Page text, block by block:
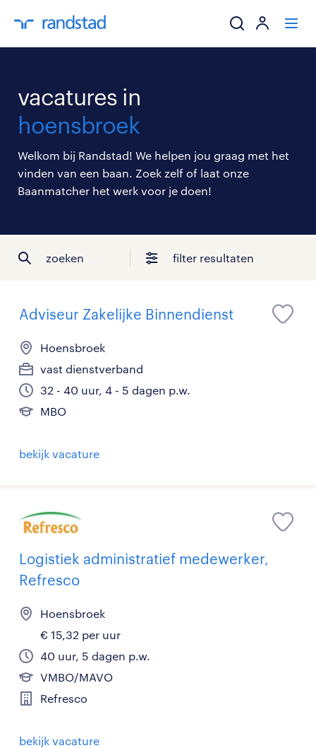
mijn carrière
over randstad
vacatures in
hoensbroek
Welkom bij Randstad! We helpen jou graag met het
vinden van een baan. Zoek zelf of laat onze
Baanmatcher het werk voor je doen!
zoeken filter resultaten
Adviseur Zakelijke Binnendienst
Hoensbroek
vast dienstverband
32 - 40 uur, 4 - 5 dagen p.w.
MBO
bekijk vacature
Logistiek administratief medewerker,
Refresco
Hoensbroek
€ 15,32 per uur
40 uur, 5 dagen p.w.
VMBO/MAVO
Refresco
bekijk vacature